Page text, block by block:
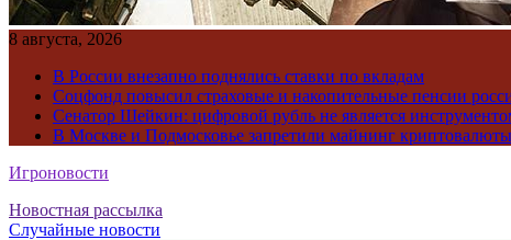
8 августа, 2026
В России внезапно поднялись ставки по вкладам
Соцфонд повысил страховые и накопительные пенсии
Сенатор Шейкин: цифровой рубль не является
В Москве и Подмосковье запретили майнинг криптовалюты
Игроновости
Новостная рассылка
Случайные новости